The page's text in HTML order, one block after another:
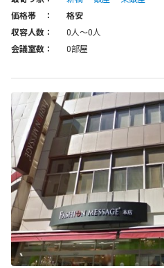
価格帯 ：
格安
収容人数：
0人〜0人
会議室数：
0部屋